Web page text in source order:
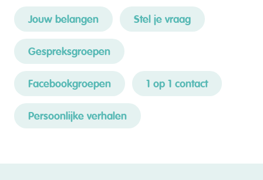
Jouw belangen Stel je vraag
Gespreksgroepen
Facebookgroepen 1 op 1 contact
Persoonlijke verhalen